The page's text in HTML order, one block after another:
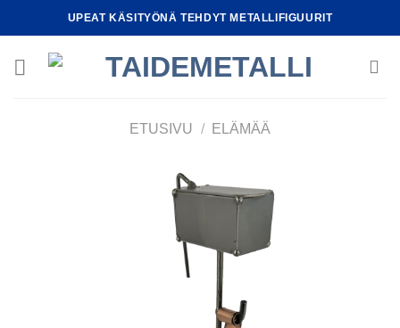
to
UPEAT KÄSITYÖNÄ TEHDYT METALLIFIGUURIT
ETUSIVU / ELÄMÄÄ